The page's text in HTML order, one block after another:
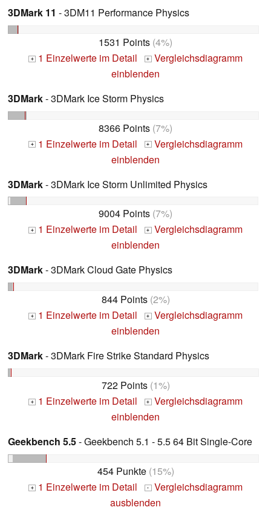
3DMark 11 - 3DM11 Performance Physics
1531 Points (4%)
+ 1 Einzelwerte im Detail + Vergleichsdiagramm
einblenden
3DMark- 3DMark Ice Storm Physics
8366 Points (7%)
+ 1 Einzelwerte im Detail + Vergleichsdiagramm
einblenden
3DMark- 3DMark Ice Storm Unlimited Physics
9004 Points (7%)
+ 1 Einzelwerte im Detail + Vergleichsdiagramm
einblenden
3DMark- 3DMark Cloud Gate Physics
844 Points(2%)
+ 1 Einzelwerte im Detail + Vergleichsdiagramm
einblenden
3DMark- 3DMark Fire Strike Standard Physics
722 Points(1%)
+ 1 Einzelwerte im Detail + Vergleichsdiagramm
einblenden
Geekbench 5.5- Geekbench 5.1 - 5.5 64 Bit Single-Core
454 Punkte(15%)
+ 1 Einzelwerte im Detail - Vergleichsdiagramm
ausblenden